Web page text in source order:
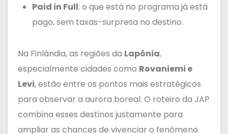
Paid in Full: o que está no programa já está
pago, sem taxas-surpresa no destino.
Na Finlândia, as regiões da Lapônia,
especialmente cidades como Rovaniemi e
Levi, estão entre os pontos mais estratégicos
para observar a aurora boreal. O roteiro da JAP
combina esses destinos justamente para
ampliar as chances de vivenciar o fenômeno.